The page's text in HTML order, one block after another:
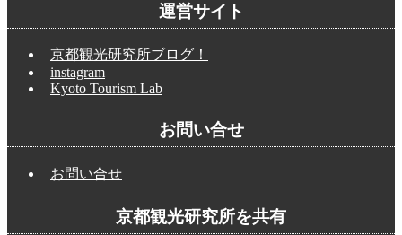
運営サイト
京都観光研究所ブログ！
instagram
Kyoto Tourism Lab
お問い合せ
お問い合せ
京都観光研究所を共有